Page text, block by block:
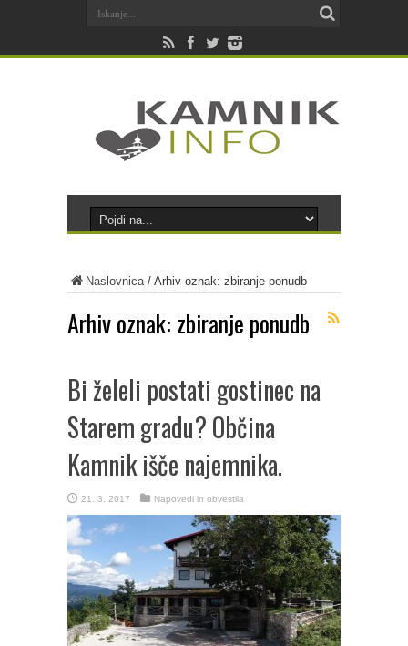
Naslovnica/ Arhiv oznak: zbiranje ponudb
Arhiv oznak: zbiranje ponudb
Bi želeli postati gostinec na
Starem gradu? Občina
Kamnik išče najemnika.
21. 3. 2017 Napovedi in obvestila